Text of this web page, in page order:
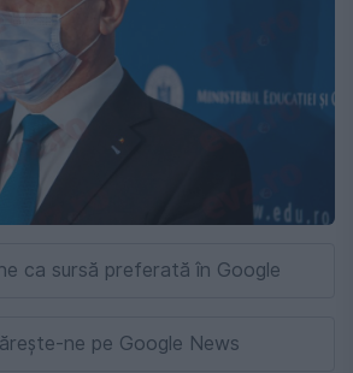
ca sursă preferată în Google
ne pe Google News